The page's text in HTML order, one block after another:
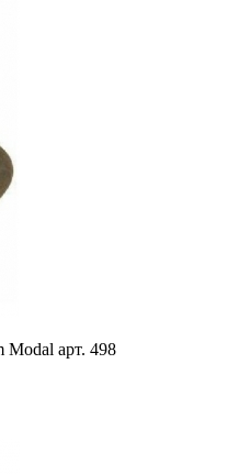
Modal арт. 498